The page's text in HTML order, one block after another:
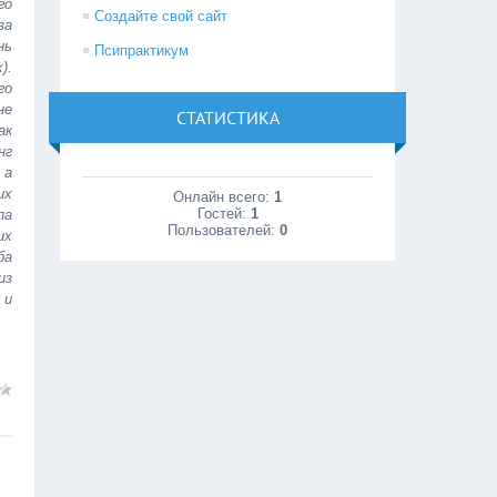
а
и
Создайте свой сайт
Псипрактикум
СТАТИСТИКА
Онлайн всего: 1
Гостей: 1
Пользователей:0